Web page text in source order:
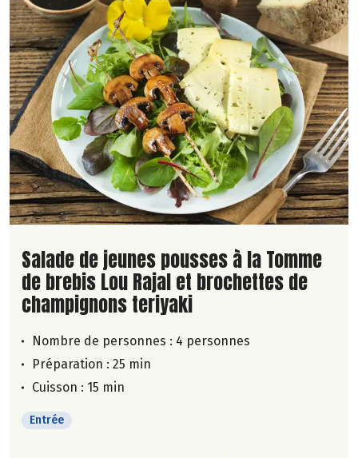
Lire la suite de la recette
Salade de jeunes pousses à la Tomme
de brebis Lou Rajal et brochettes de
champignons teriyaki
Nombre de personnes : 4 personnes
Préparation : 25 min
Cuisson : 15 min
Entrée